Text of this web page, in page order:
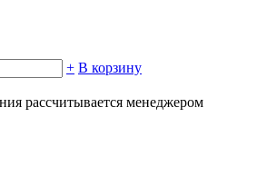
+ В корзину
рассчитывается менеджером